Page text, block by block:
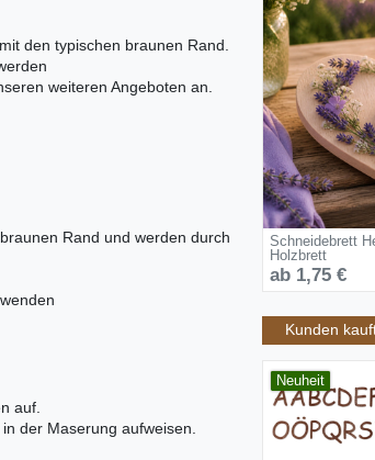
den typischen braunen Rand.
weiteren Angeboten an.
Rand und werden durch
auf.
der Maserung aufweisen.
Schneidebrett
Holzbrett
ab 1,75 €
Kunden
Neuheit